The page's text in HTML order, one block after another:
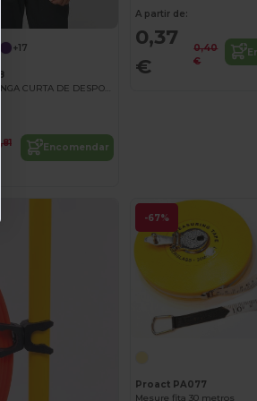
+17
T-SHIRT DE MANGA CURTA DE DESPORTO
Encomendar
A partir de:
0,37
€
0,40
€
-67%
Proact PA077
Mesure fita 30 metros